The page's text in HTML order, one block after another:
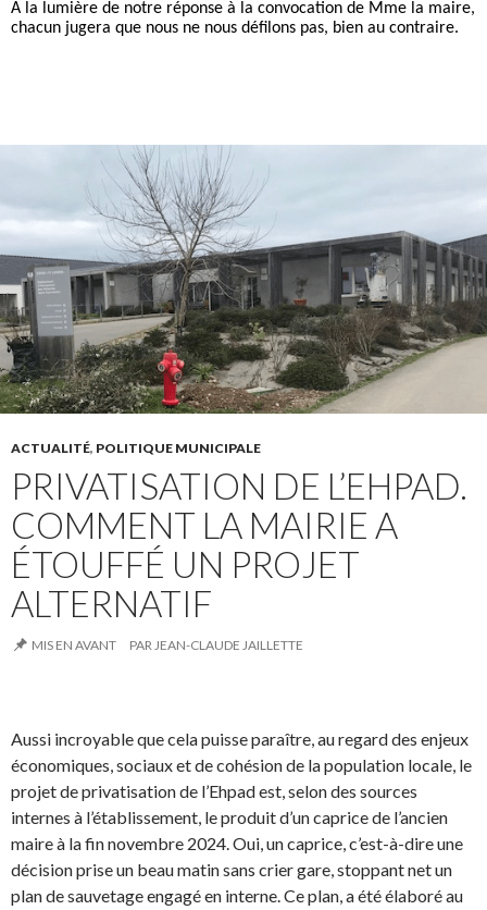
A la lumière de notre réponse à la convocation de Mme la maire,
chacun jugera que nous ne nous défilons pas, bien au contraire.
ACTUALITÉ, POLITIQUE MUNICIPALE
PRIVATISATION DE L’EHPAD.
COMMENT LA MAIRIE A
ÉTOUFFÉ UN PROJET
ALTERNATIF
MIS EN AVANT PARJEAN-CLAUDE JAILLETTE
Aussi incroyable que cela puisse paraître, au regard des enjeux
économiques, sociaux et de cohésion de la population locale, le
projet de privatisation de l’Ehpad est, selon des sources
internes à l’établissement, le produit d’un caprice de l’ancien
maire à la fin novembre 2024. Oui, un caprice, c’est-à-dire une
décision prise un beau matin sans crier gare, stoppant net un
plan de sauvetage engagé en interne. Ce plan, a été élaboré au